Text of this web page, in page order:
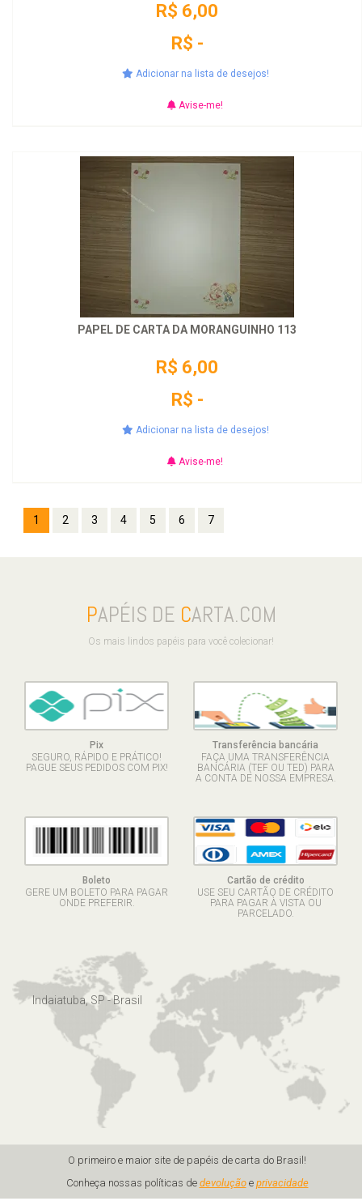
R$ 6,00
R$ -
Adicionar na lista de desejos!
Avise-me!
PAPEL DE CARTA DA MORANGUINHO 113
R$ 6,00
R$ -
Adicionar na lista de desejos!
Avise-me!
1 2 3 4 5 6 7
PAPÉIS DE CARTA.COM
Os mais lindos papéis para você colecionar!
Pix
SEGURO, RÁPIDO E PRÁTICO!
PAGUE SEUS PEDIDOS COM PIX!
Transferência bancária
FAÇA UMA TRANSFERÊNCIA
BANCÁRIA (TEF OU TED) PARA
A CONTA DE NOSSA EMPRESA.
Boleto
GERE UM BOLETO PARA PAGAR
ONDE PREFERIR.
Cartão de crédito
USE SEU CARTÃO DE CRÉDITO
PARA PAGAR À VISTA OU
PARCELADO.
Indaiatuba, SP - Brasil
O primeiro e maior site de papéis de carta do Brasil!
Conheça nossas políticas de devoluçãoe privacidade